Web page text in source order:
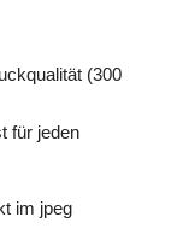
(300
für jeden
im jpeg